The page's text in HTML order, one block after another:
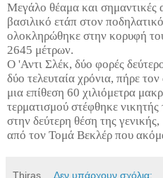
Μεγάλο θέαμα και σημαντικές
βασιλικό ετάπ στον
ολοκληρώθηκε στην κορυφή
2645 μέτρων.
Ο 'Αντι Σλέκ, δύο φορές
δύο τελευταία χρόνια, πήρε
μια επίθεση 60 χιλιόμετρα
τερματισμού στέφθηκε
στην δεύτερη θέση της
από τον Τομά Βεκλέρ που
Thiras Δεν υπάρχουν σχόλια: